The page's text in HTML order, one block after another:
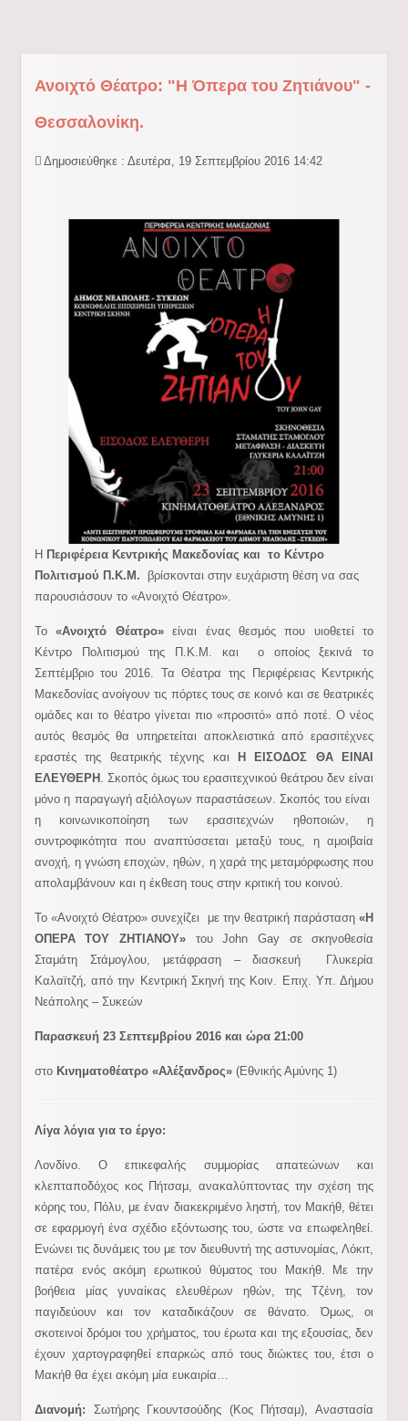
Ανοιχτό Θέατρο: "Η Όπερα του Ζητιάνου" -
Θεσσαλονίκη.
Δημοσιεύθηκε : Δευτέρα, 19 Σεπτεμβρίου 2016 14:42
Η Περιφέρεια Κεντρικής Μακεδονίας και το Κέντρο
Πολιτισμού Π.Κ.Μ.
βρίσκονται στην ευχάριστη θέση να σας
παρουσιάσουν τo «Ανοιχτό Θέατρο».
Το«Ανοιχτό Θέατρο»είναι ένας θεσμός που υιοθετεί το
Κέντρο Πολιτισμού της Π.Κ.Μ. και ο οποίος ξεκινά το
Σεπτέμβριο του 2016. Τα Θέατρα της Περιφέρειας Κεντρικής
Μακεδονίας ανοίγουν τις πόρτες τους σε κοινό και σε θεατρικές
ομάδες και το θέατρο γίνεται πιο «προσιτό» από ποτέ. Ο νέος
αυτός θεσμός θα υπηρετείται αποκλειστικά από ερασιτέχνες
εραστές της θεατρικής τέχνης και Η ΕΙΣΟΔΟΣ ΘΑ ΕΙΝΑΙ
ΕΛΕΥΘΕΡΗ. Σκοπός όμως του ερασιτεχνικού θεάτρου δεν είναι
μόνο η παραγωγή αξιόλογων παραστάσεων. Σκοπός του είναι
η κοινωνικοποίηση των ερασιτεχνών ηθοποιών, η
συντροφικότητα που αναπτύσσεται μεταξύ τους, η αμοιβαία
ανοχή, η γνώση εποχών, ηθών, η χαρά της μεταμόρφωσης που
απολαμβάνουν και η έκθεση τους στην κριτική του κοινού.
Το «Ανοιχτό Θέατρο» συνεχίζει με την θεατρική παράσταση«Η
ΟΠΕΡΑ ΤΟΥ ΖΗΤΙΑΝΟΥ»
του John Gay σε σκηνοθεσία
Σταμάτη Στάμογλου, μετάφραση – διασκευή Γλυκερία
Καλαϊτζή,από την Κεντρική Σκηνή της Κοιν. Επιχ. Υπ. Δήμου
Νεάπολης – Συκεών
Παρασκευή 23 Σεπτεμβρίου 2016 και ώρα 21:00
στο Κινηματοθέατρο «Αλέξανδρος»(Εθνικής Αμύνης 1)
Λίγα λόγια για το έργο:
Λονδίνο. Ο επικεφαλής συμμορίας απατεώνων και
κλεπταποδόχος κος Πήτσαμ, ανακαλύπτοντας την σχέση της
κόρης του, Πόλυ, με έναν διακεκριμένο ληστή, τον Μακήθ, θέτει
σε εφαρμογή ένα σχέδιο εξόντωσης του, ώστε να επωφεληθεί.
Ενώνει τις δυνάμεις του με τον διευθυντή της αστυνομίας, Λόκιτ,
πατέρα ενός ακόμη ερωτικού θύματος του Μακήθ. Με την
βοήθεια μίας γυναίκας ελευθέρων ηθών, της Τζένη, τον
παγιδεύουν και τον καταδικάζουν σε θάνατο. Όμως, οι
σκοτεινοί δρόμοι του χρήματος, του έρωτα και της εξουσίας, δεν
έχουν χαρτογραφηθεί επαρκώς από τους διώκτες του, έτσι ο
Μακήθ θα έχει ακόμη μία ευκαιρία…
Διανομή: Σωτήρης Γκουντσούδης (Κος Πήτσαμ), Αναστασία